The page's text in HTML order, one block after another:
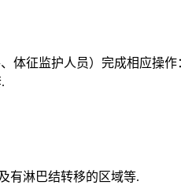
体征监护人员）完成相应操
有淋巴结转移的区域等.